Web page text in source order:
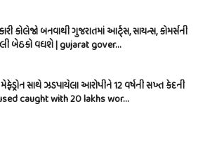
કોલેજો બનવાથી ગુજરાતમાં આર્ટ્સ, સાયન્સ, કોમર્સની
બેઠકો વધશે | gujarat gover…
સાથે ઝડપાયેલા આરોપીને 12 વર્ષની સખ્ત કેદની
caught with 20 lakhs wor…